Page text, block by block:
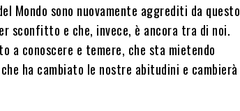
Mondo sono nuovamente aggrediti da questo
sconfitto e che, invece, è ancora tra di noi.
a conoscere e temere, che sta mietendo
ha cambiato le nostre abitudini e cambierà